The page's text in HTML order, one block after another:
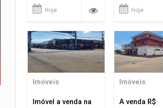
Hoje Hoje
Imóveis
Imóvel a venda na
Imóveis
A venda R$